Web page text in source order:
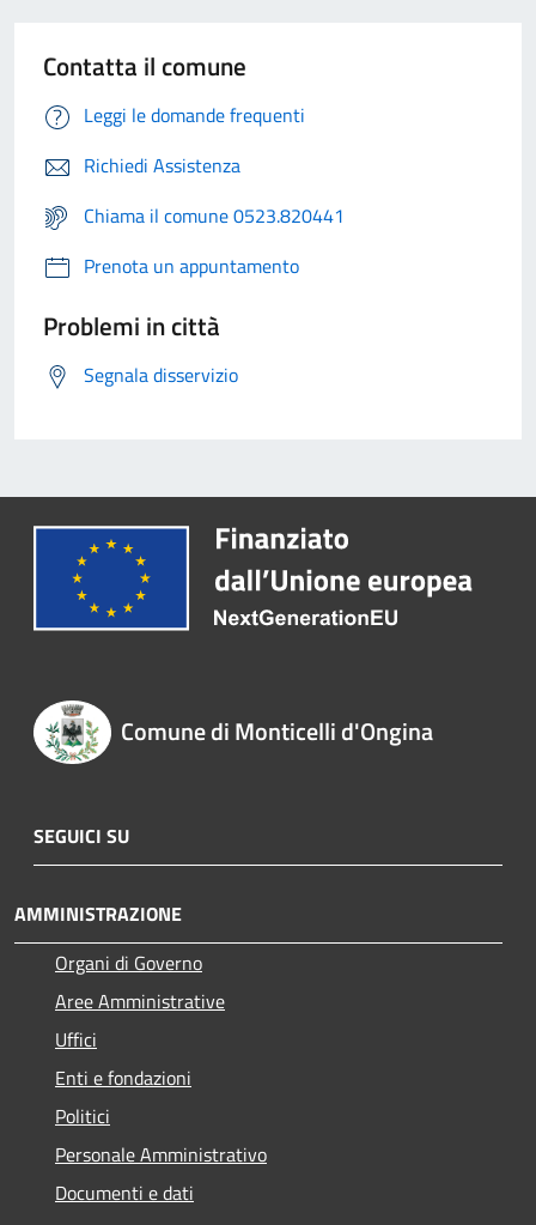
Contatta il comune
Leggi le domande frequenti
Richiedi Assistenza
Chiama il comune 0523.820441
Prenota un appuntamento
Problemi in città
Segnala disservizio
Comune di Monticelli d'Ongina
SEGUICI SU
AMMINISTRAZIONE
Organi di Governo
Aree Amministrative
Uffici
Enti e fondazioni
Politici
Personale Amministrativo
Documenti e dati